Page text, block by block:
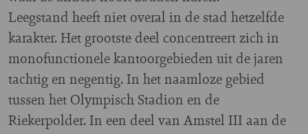
Leegstand heeft niet overal in de stad hetzelfde
karakter. Het grootste deel concentreert zich in
monofunctionele kantoorgebieden uit de jaren
tachtig en negentig. In het naamloze gebied
tussen het Olympisch Stadion en de
Riekerpolder. In een deel van Amstel III aan de